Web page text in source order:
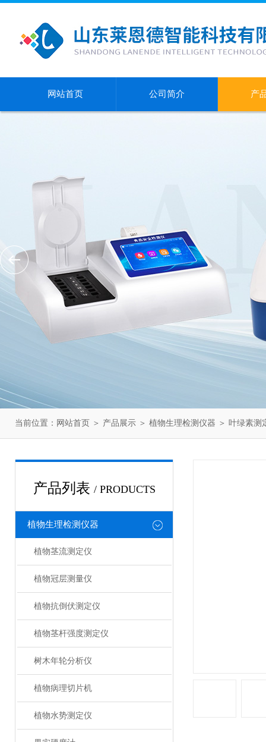
网站首页 公司简介 产
当前位置： 网站首页 ＞ 产品展示 ＞ 植物生理检测仪器 ＞ 叶绿素测
产品列表 / PRODUCTS
植物生理检测仪器
植物茎流测定仪
植物冠层测量仪
植物抗倒伏测定仪
植物茎杆强度测定仪
树木年轮分析仪
植物病理切片机
植物水势测定仪